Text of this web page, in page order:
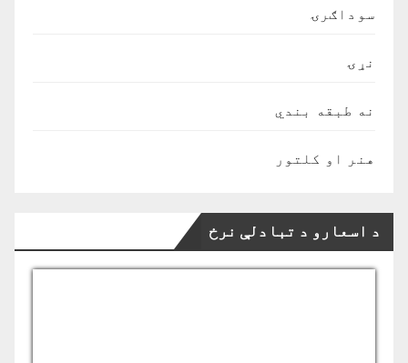
سوداګرۍ
نړۍ
نه طبقه بندي
هنر او کلتور
د اسعارو د تبادلې نرخ